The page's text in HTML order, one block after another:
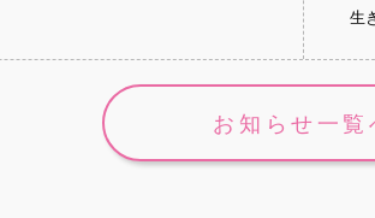
生
お知らせ一覧